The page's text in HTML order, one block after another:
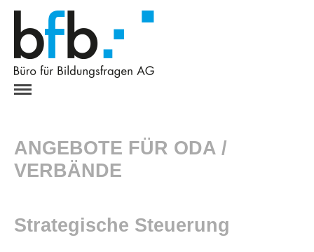
ODA / VERBÄNDE
Strategische Steuerung
Expertenschulung
ANGEBOTE FÜR ODA /
VERBÄNDE
Strategische Steuerung